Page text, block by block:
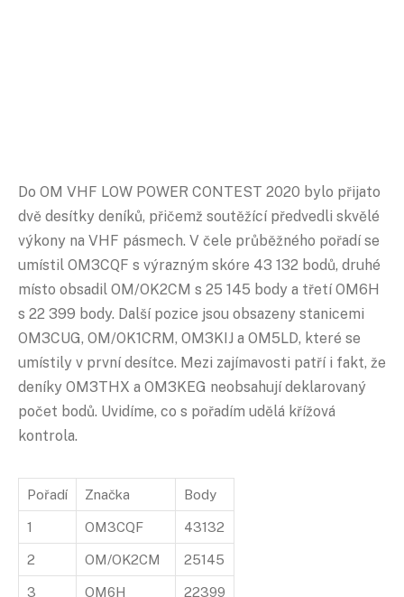
Do OM VHF LOW POWER CONTEST 2020 bylo přijato
dvě desítky deníků, přičemž soutěžící předvedli skvělé
výkony na VHF pásmech. V čele průběžného pořadí se
umístil OM3CQF s výrazným skóre 43 132 bodů, druhé
místo obsadil OM/OK2CM s 25 145 body a třetí OM6H
s 22 399 body. Další pozice jsou obsazeny stanicemi
OM3CUG, OM/OK1CRM, OM3KIJ a OM5LD, které se
umístily v první desítce. Mezi zajímavosti patří i fakt, že
deníky OM3THX a OM3KEG neobsahují deklarovaný
počet bodů. Uvidíme, co s pořadím udělá křížová
kontrola.
Pořadí Značka Body
1 OM3CQF 43132
2 OM/OK2CM 25145
3 OM6H 22399